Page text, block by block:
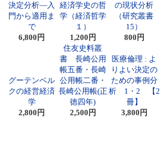
決定分析―入
門から適用ま
で
6,800円
経済学史の哲
学（経済哲学
１）
1,200円
の現状分析
（研究叢書
15）
800円
グーテンベル
クの経営経済
学
2,800円
住友史料叢
書 長崎公用
帳五番・長崎
公用帳二番・
長崎公用帳(正
徳四年)
2,500円
医療倫理 : よ
りよい決定の
ための事例分
析 1・2 【2
冊】
3,800円